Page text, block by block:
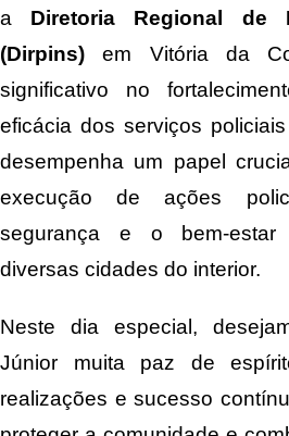
a Diretoria Regional de
(Dirpins) em Vitória da
significativo no
eficácia dos serviços
desempenha um papel
execução de ações
segurança e o bem-
diversas cidades do interior.
Neste dia especial,
Júnior muita paz de
realizações e sucesso